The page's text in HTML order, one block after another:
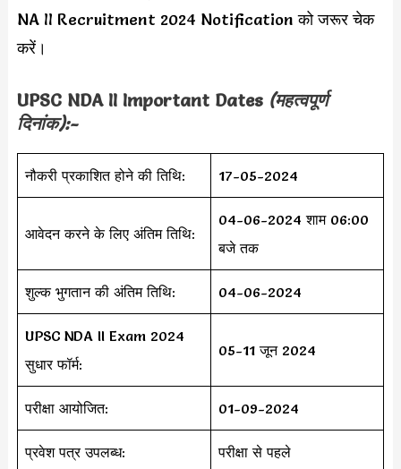
NA II Recruitment 2024 Notification को जरूर चेक
करें।
UPSC NDA II Important Dates (महत्वपूर्ण
दिनांक):-
नौकरी प्रकाशित होने की तिथि: 17-05-2024
आवेदन करने के लिए अंतिम तिथि:
04-06-2024 शाम 06:00
बजे तक
शुल्क भुगतान की अंतिम तिथि: 04-06-2024
UPSC NDA II Exam 2024
सुधार फॉर्म:
05-11 जून 2024
परीक्षा आयोजित: 01-09-2024
प्रवेश पत्र उपलब्ध: परीक्षा से पहले